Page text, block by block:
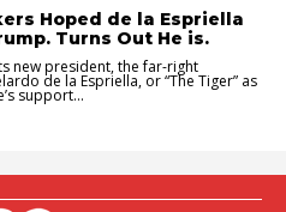
Hoped de la Espriella
Turns Out He is.
new president, the far-right
de la Espriella, or “The Tiger” as
support...